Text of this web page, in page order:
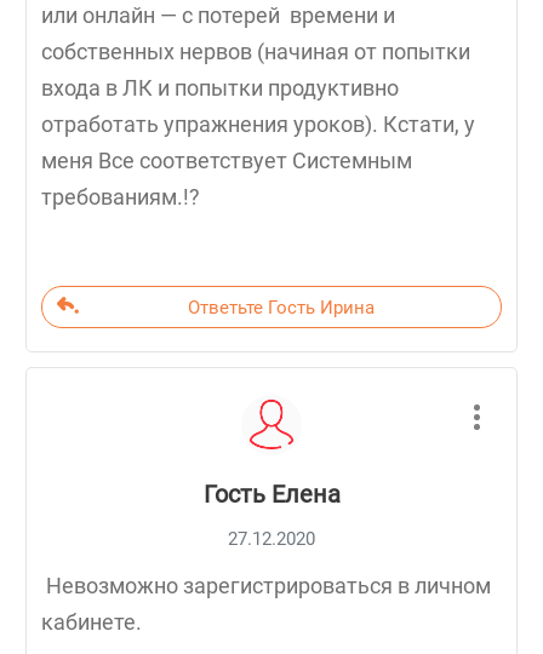
или онлайн — с потерей времени и
собственных нервов (начиная от попытки
входа в ЛК и попытки продуктивно
отработать упражнения уроков). Кстати, у
меня Все соответствует Системным
требованиям.!?
Ответьте Гость Ирина
Гость Елена
27.12.2020
Невозможно зарегистрироваться в личном
кабинете.